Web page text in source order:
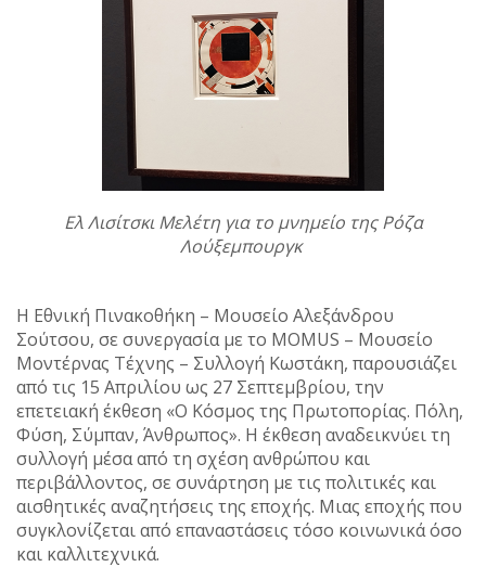
Ελ Λισίτσκι Μελέτη για το μνημείο της Ρόζα
Λούξεμπουργκ
Η Εθνική Πινακοθήκη – Μουσείο Αλεξάνδρου
Σούτσου, σε συνεργασία με το MOMUS – Μουσείο
Μοντέρνας Τέχνης – Συλλογή Κωστάκη, παρουσιάζει
από τις 15 Απριλίου ως 27 Σεπτεμβρίου, την
επετειακή έκθεση «Ο Κόσμος της Πρωτοπορίας. Πόλη,
Φύση, Σύμπαν, Άνθρωπος». Η έκθεση αναδεικνύει τη
συλλογή μέσα από τη σχέση ανθρώπου και
περιβάλλοντος, σε συνάρτηση με τις πολιτικές και
αισθητικές αναζητήσεις της εποχής. Μιας εποχής που
συγκλονίζεται από επαναστάσεις τόσο κοινωνικά όσο
και καλλιτεχνικά.